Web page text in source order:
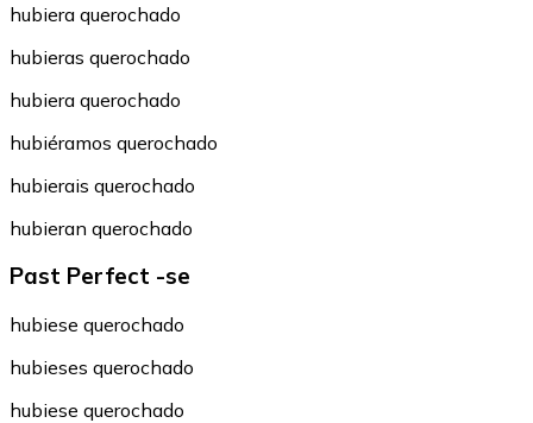
hubiera querochado
hubieras querochado
hubiera querochado
hubiéramos querochado
hubierais querochado
hubieran querochado
Past Perfect -se
hubiese querochado
hubieses querochado
hubiese querochado